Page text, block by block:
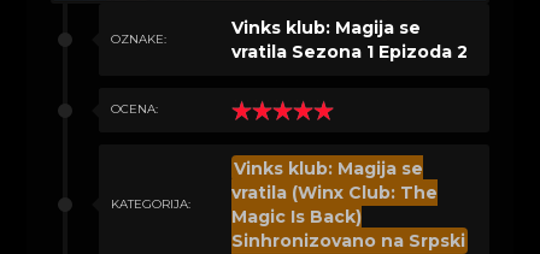
OZNAKE:
Vinks klub: Magija se
vratila Sezona 1 Epizoda 2
OCENA:
KATEGORIJA:
Vinks klub: Magija se
vratila (Winx Club: The
Magic Is Back)
Sinhronizovano na Srpski